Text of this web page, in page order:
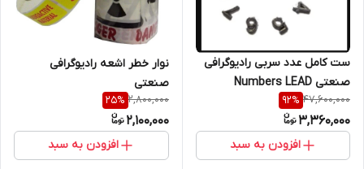
ست کامل عدد سربی رادیوگرافی
صنعتی Numbers LEAD
47,600,000
92%
3,360,000
افزودن به سبد
نوار خطر اشعه رادیوگرافی
صنعتی
2,800,000
25%
2,100,000
افزودن به سبد